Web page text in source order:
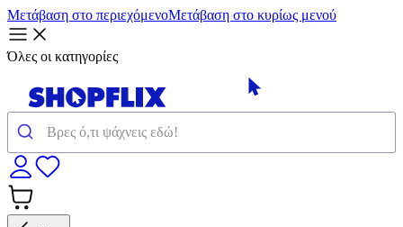
Μετάβαση στο περιεχόμενοΜετάβαση στο κυρίως μενού
Όλες οι κατηγορίες